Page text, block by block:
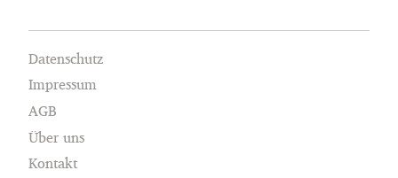
Datenschutz
Impressum
AGB
Über uns
Kontakt